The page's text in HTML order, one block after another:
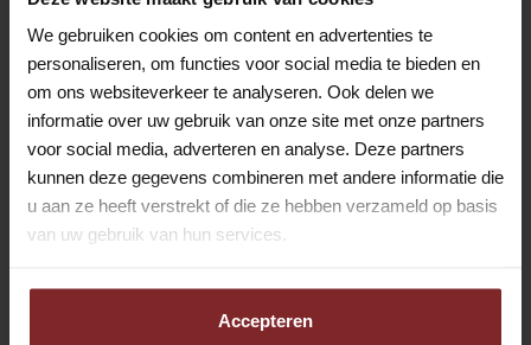
We gebruiken cookies om content en advertenties te
personaliseren, om functies voor social media te bieden en
om ons websiteverkeer te analyseren. Ook delen we
informatie over uw gebruik van onze site met onze partners
voor social media, adverteren en analyse. Deze partners
kunnen deze gegevens combineren met andere informatie die
u aan ze heeft verstrekt of die ze hebben verzameld op basis
van uw gebruik van hun services.
Accepteren
Lelystad
Hospitality
Button
CATERINGKOERIER LOOF
AMSTERDAM
Weesp
Hospitality